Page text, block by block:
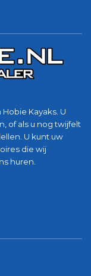
Kayaks. U
of als u nog twijfelt
U kunt uw
die wij
huren.